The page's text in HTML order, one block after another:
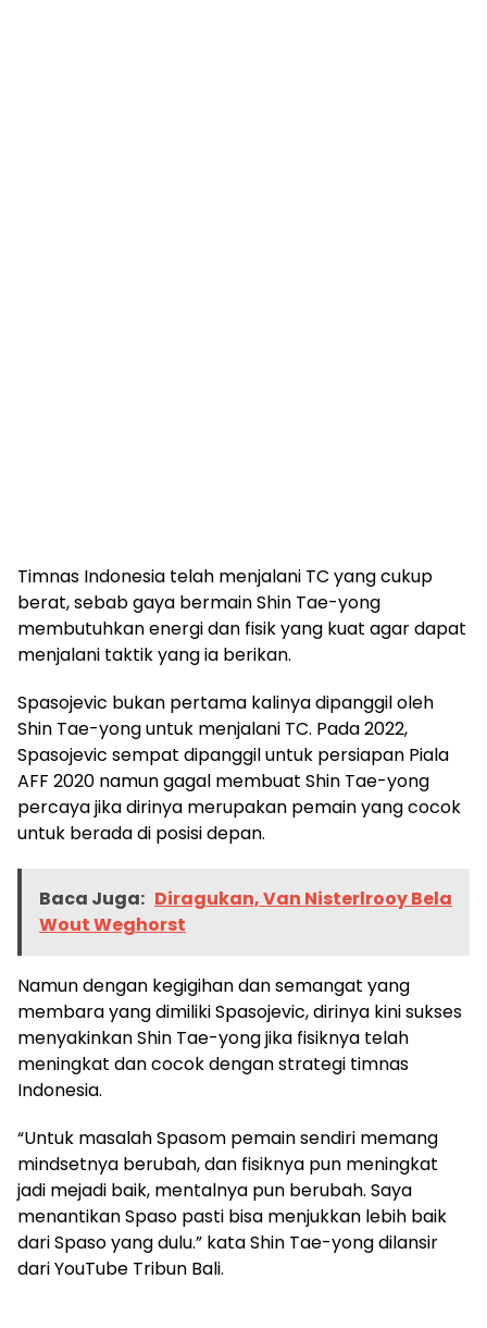
Timnas Indonesia telah menjalani TC yang cukup
berat, sebab gaya bermain Shin Tae-yong
membutuhkan energi dan fisik yang kuat agar dapat
menjalani taktik yang ia berikan.
Spasojevic bukan pertama kalinya dipanggil oleh
Shin Tae-yong untuk menjalani TC. Pada 2022,
Spasojevic sempat dipanggil untuk persiapan Piala
AFF 2020 namun gagal membuat Shin Tae-yong
percaya jika dirinya merupakan pemain yang cocok
untuk berada di posisi depan.
Baca Juga: Diragukan, Van Nisterlrooy Bela
Wout Weghorst
Namun dengan kegigihan dan semangat yang
membara yang dimiliki Spasojevic, dirinya kini sukses
menyakinkan Shin Tae-yong jika fisiknya telah
meningkat dan cocok dengan strategi timnas
Indonesia.
“Untuk masalah Spasom pemain sendiri memang
mindsetnya berubah, dan fisiknya pun meningkat
jadi mejadi baik, mentalnya pun berubah. Saya
menantikan Spaso pasti bisa menjukkan lebih baik
dari Spaso yang dulu.” kata Shin Tae-yong dilansir
dari YouTube Tribun Bali.